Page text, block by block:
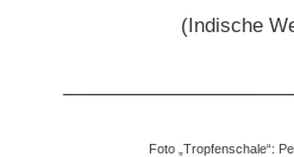
(Indische
Foto „Tropfenschale“: